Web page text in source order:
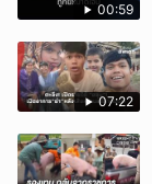
00:59
07:22